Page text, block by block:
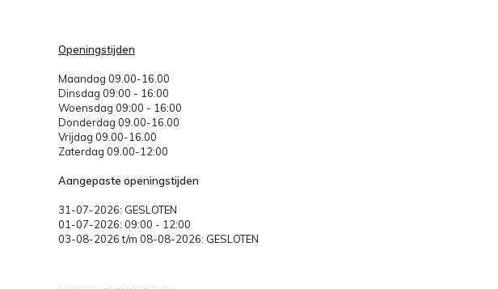
Openingstijden
Maandag 09.00-16.00
Dinsdag 09:00 - 16:00
Woensdag 09:00 - 16:00
Donderdag 09.00-16.00
Vrijdag 09.00-16.00
Zaterdag 09.00-12:00
Aangepaste openingstijden
31-07-2026: GESLOTEN
01-07-2026: 09:00 - 12:00
03-08-2026 t/m 08-08-2026: GESLOTEN